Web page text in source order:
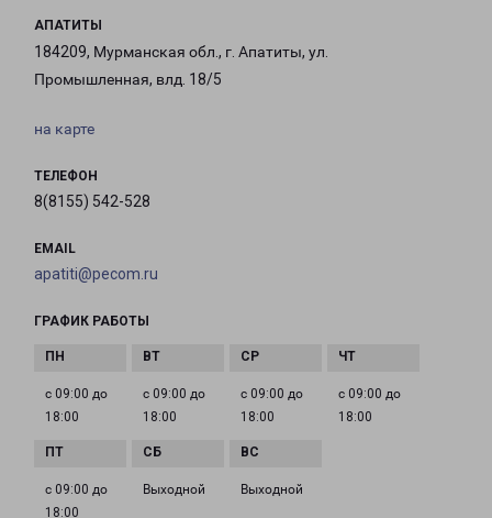
АПАТИТЫ
184209, Мурманская обл., г. Апатиты, ул.
Промышленная, влд. 18/5
на карте
ТЕЛЕФОН
8(8155) 542-528
EMAIL
apatiti@pecom.ru
ГРАФИК РАБОТЫ
с 09:00 до
18:00
с 09:00 до
18:00
с 09:00 до
18:00
с 09:00 до
18:00
с 09:00 до
18:00
Выходной Выходной